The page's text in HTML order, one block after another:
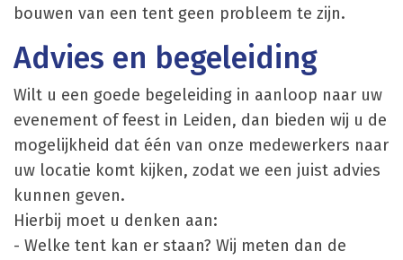
bouwen van een tent geen probleem te zijn.
Advies en begeleiding
Wilt u een goede begeleiding in aanloop naar uw
evenement of feest in Leiden, dan bieden wij u de
mogelijkheid dat één van onze medewerkers naar
uw locatie komt kijken, zodat we een juist advies
kunnen geven.
Hierbij moet u denken aan:
- Welke tent kan er staan? Wij meten dan de